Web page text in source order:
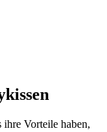
Vorteile haben,